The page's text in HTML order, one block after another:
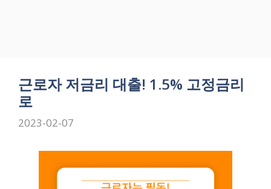
근로자 저금리 대출! 1.5% 고정금리
로
2023-02-07